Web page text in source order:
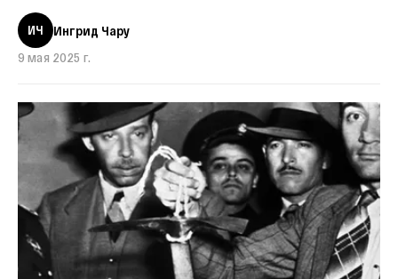
ИЧ
Ингрид Чару
9 мая 2025 г.